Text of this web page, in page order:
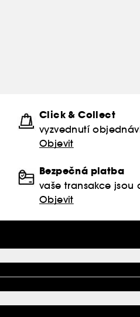
Click & Collect
vyzvednutí
Objevit
Bezpečná platba
vaše transakce
Objevit